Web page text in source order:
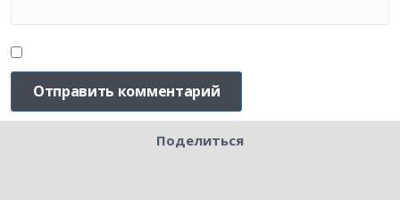
Поделиться